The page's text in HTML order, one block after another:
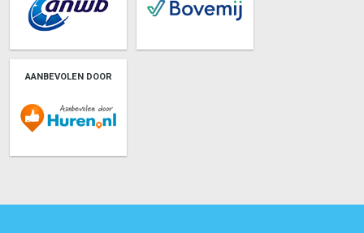
AANBEVOLEN DOOR